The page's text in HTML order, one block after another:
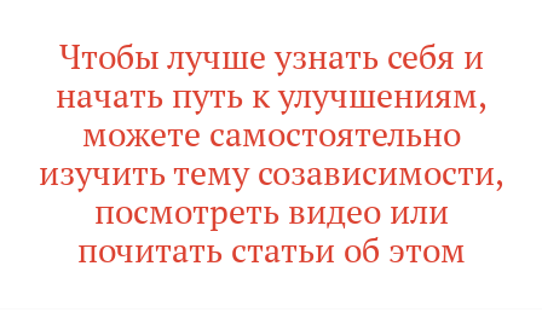
Чтобы лучше узнать себя и
начать путь к улучшениям,
можете самостоятельно
изучить тему созависимости,
посмотреть видео или
почитать статьи об этом